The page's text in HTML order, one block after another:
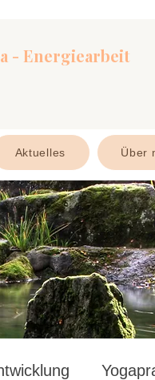
- Energiearbeit
Aktuelles Über